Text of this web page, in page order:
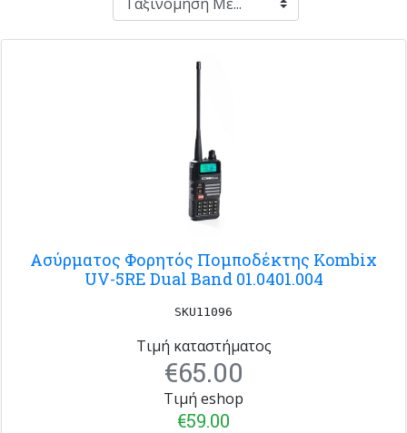
Ασύρματος Φορητός Πομποδέκτης Kombix
UV-5RE Dual Band 01.0401.004
SKU11096
Τιμή καταστήματος
€65.00
Τιμή eshop
€59.00